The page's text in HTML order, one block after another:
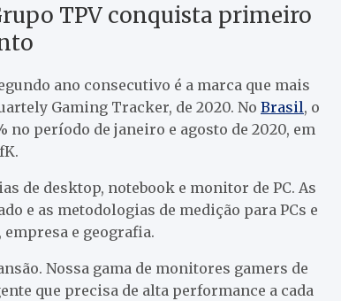
TPV conquista primeiro
ano consecutivo é a marca que mais
Gaming Tracker, de 2020. No Brasil, o
período de janeiro e agosto de 2020, em
de desktop, notebook e monitor de PC. As
e as metodologias de medição para PCs e
e geografia.
Nossa gama de monitores gamers de
que precisa de alta performance a cada